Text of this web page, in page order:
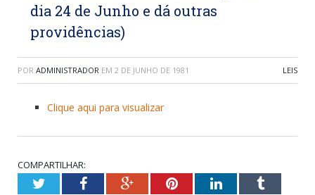
dia 24 de Junho e dá outras
providências)
POR ADMINISTRADOR EM 2 DE JUNHO DE 1981 LEIS
Clique aqui para visualizar
COMPARTILHAR:
TwitterFacebookGoogle+PinterestLinkedInTumblr